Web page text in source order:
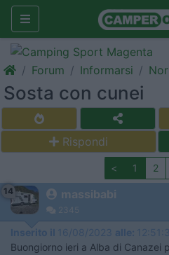
Forum Informarsi
Sosta con cunei
Rispondi
< 1 2
14 massibabi
2345
Inserito il 16/08/2023 alle:
Buongiorno ieri a Alba di Canazei